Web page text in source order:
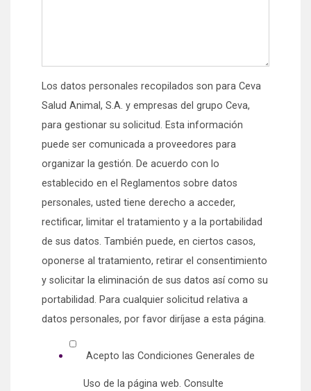
Los datos personales recopilados son para Ceva
Salud Animal, S.A. y empresas del grupo Ceva,
para gestionar su solicitud. Esta información
puede ser comunicada a proveedores para
organizar la gestión. De acuerdo con lo
establecido en el Reglamentos sobre datos
personales, usted tiene derecho a acceder,
rectificar, limitar el tratamiento y a la portabilidad
de sus datos. También puede, en ciertos casos,
oponerse al tratamiento, retirar el consentimiento
y solicitar la eliminación de sus datos así como su
portabilidad. Para cualquier solicitud relativa a
datos personales, por favor diríjase a esta página.
Acepto las Condiciones Generales de
Uso de la página web. Consulte